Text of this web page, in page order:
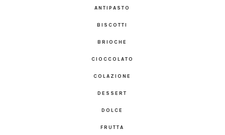
ANTIPASTO
BISCOTTI
BRIOCHE
CIOCCOLATO
COLAZIONE
DESSERT
DOLCE
FRUTTA